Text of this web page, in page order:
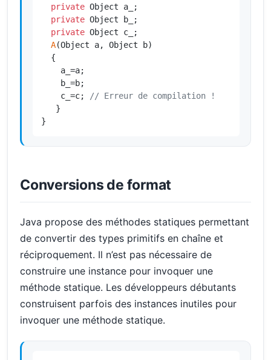
private Object a_;
private Object b_;
private Object c_;
A(Object a, Object b)
  {
    a_=a;
    b_=b;
    c_=c;
// Erreur de compilation !
   }
}
Conversions de format
Java propose des méthodes statiques permettant
de convertir des types primitifs en chaîne et
réciproquement. Il n’est pas nécessaire de
construire une instance pour invoquer une
méthode statique. Les développeurs débutants
construisent parfois des instances inutiles pour
invoquer une méthode statique.